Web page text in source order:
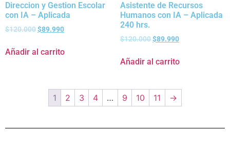
Direccion y Gestion Escolar
con IA – Aplicada
$120.000$89.990
Añadir al carrito
Asistente de Recursos
Humanos con IA – Aplicada
240 hrs.
$120.000$89.990
Añadir al carrito
1 2 3 4 … 9 10 11 →